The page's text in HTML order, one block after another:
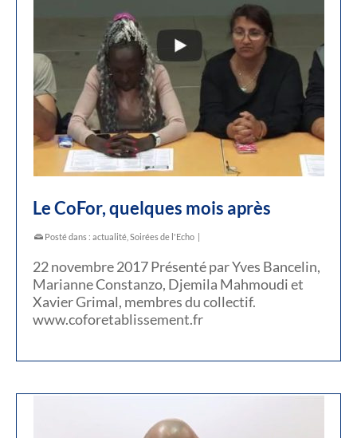
Le CoFor, quelques mois après
Posté dans : actualité Soirées de l'Echo
22 novembre 2017 Présenté par Yves Bancelin,
Marianne Constanzo, Djemila Mahmoudi et
Xavier Grimal, membres du collectif.
www.coforetablissement.fr